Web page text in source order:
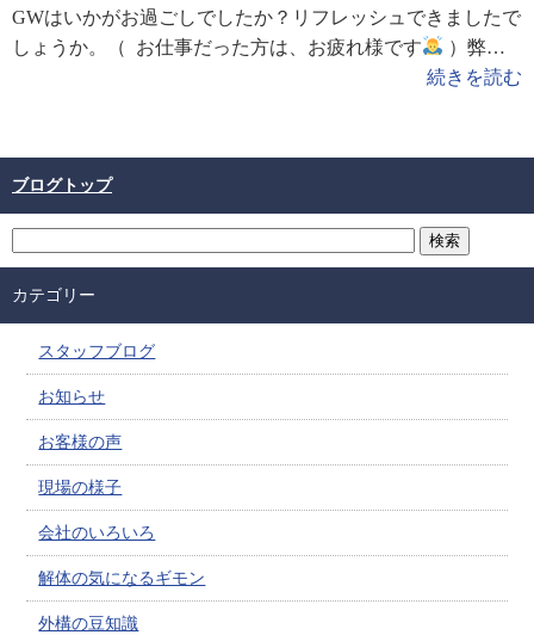
GWはいかがお過ごしでしたか？リフレッシュできましたで
しょうか。（ お仕事だった方は、お疲れ様です
）弊社
は昨日から通常営業しています！連休明けですので、続きを読む
ブログトップ
カテゴリー
スタッフブログ
お知らせ
お客様の声
現場の様子
会社のいろいろ
解体の気になるギモン
外構の豆知識